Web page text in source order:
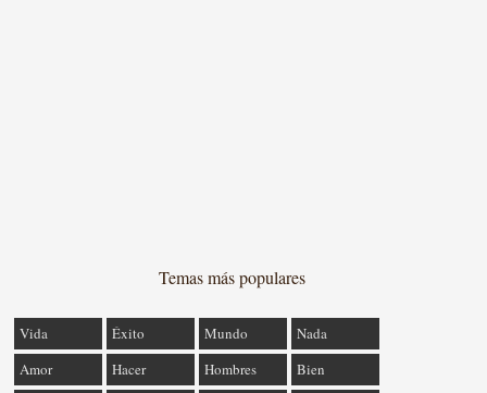
Temas más populares
Vida Éxito Mundo
Nada
Amor
Hacer Hombres Bien